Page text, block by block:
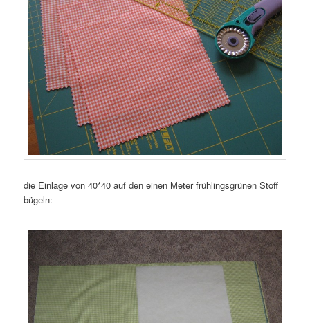
die Einlage von 40*40 auf den einen Meter frühlingsgrünen Stoff
bügeln: